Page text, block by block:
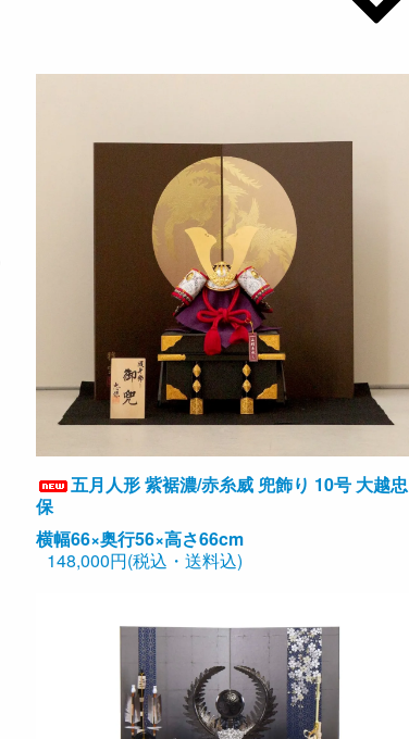
五月人形 紫裾濃/赤糸威 兜飾り 10号 大越忠
保
横幅66×奥行56×高さ66cm
148,000円(税込・送料込)